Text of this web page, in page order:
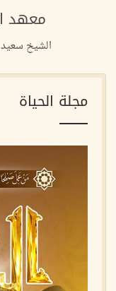
معهد
الشيخ
مجلة الحياة